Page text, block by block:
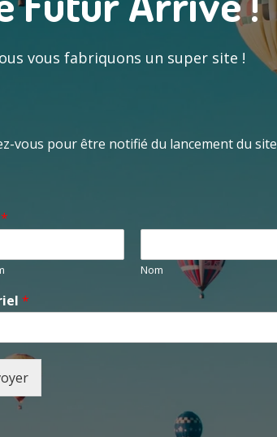
vous fabriquons un super site !
vous pour être notifié du lancement du site
*
Nom
*